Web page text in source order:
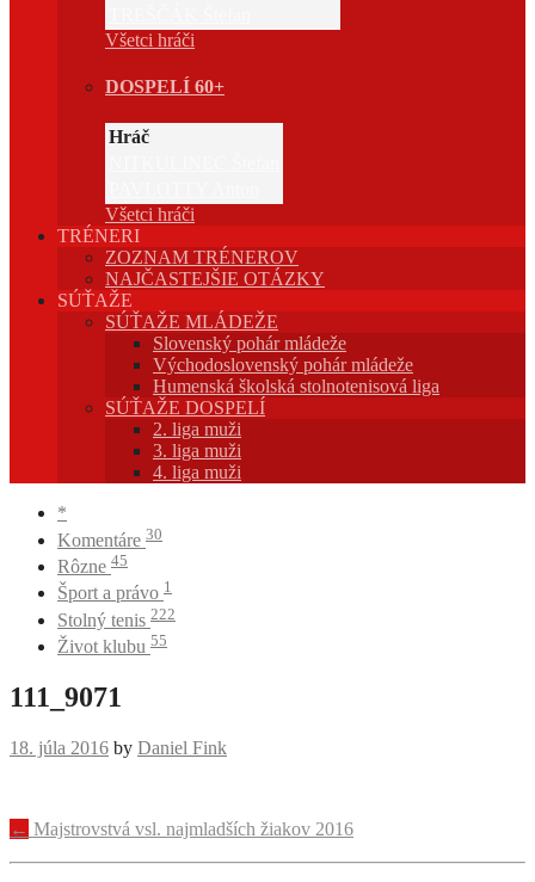
Všetci hráči
DOSPELÍ 60+
Hráč
Všetci hráči
TRÉNERI
ZOZNAM TRÉNEROV
NAJČASTEJŠIE OTÁZKY
SÚŤAŽE
SÚŤAŽE MLÁDEŽE
Slovenský pohár mládeže
Východoslovenský pohár mládeže
Humenská školská stolnotenisová liga
SÚŤAŽE DOSPELÍ
2. liga muži
3. liga muži
4. liga muži
*
Komentáre 30
Rôzne 45
Šport a právo 1
Stolný tenis 222
Život klubu 55
111_9071
18. júla 2016 by Daniel Fink
Navigácia
príspevku
← Majstrovstvá vsl. najmladších žiakov 2016